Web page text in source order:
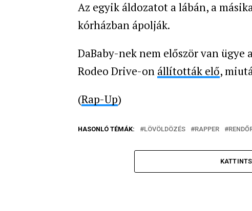
Az egyik áldozatot a lábán, a
kórházban ápolják.
DaBaby-nek nem először van
Rodeo Drive-on állították elő,
(Rap-Up)
HASONLÓ TÉMÁK: LÖVÖLDÖZÉS RAPPER